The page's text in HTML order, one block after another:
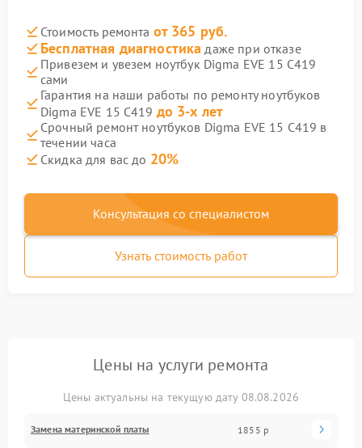
Стоимость ремонта от 365 руб.
Бесплатная диагностика даже при отказе
Привезем и увезем ноутбук Digma EVE 15 C419
сами
Гарантия на наши работы по ремонту ноутбуков
Digma EVE 15 C419 до 3-х лет
Срочный ремонт ноутбуков Digma EVE 15 C419 в
течении часа
Скидка для вас до 20%
Консультация со специалистом
Узнать стоимость работ
Цены на услуги ремонта
Цены актуальны на текущую дату 08.08.2026
Замена материнской платы 1855 р